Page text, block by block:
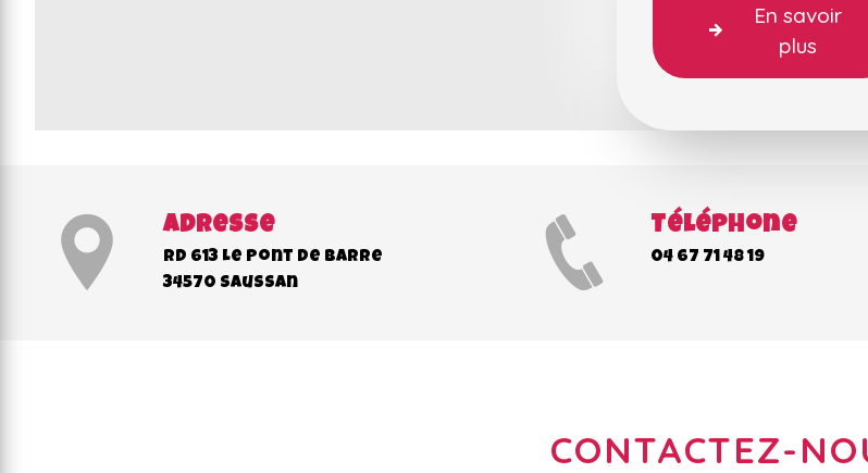
En savoir
plus
Adresse
RD 613 Le Pont de Barre
34570 Saussan
Téléphone
04 67 71 48 19
CONTACTEZ-